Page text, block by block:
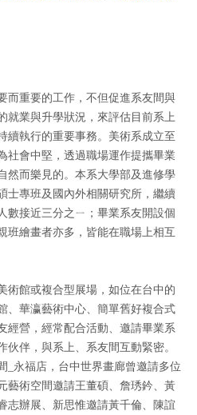
而重要的工作，不但促進系友間與
就業與升學狀況，來評估目前系上
續執行的重要事務。美術系成立至
社會中堅，透過職場運作提攜畢業
然而樂見的。本系大學部及進修學
士專班及國內外相關研究所，繼續
數接近三分之ㄧ；畢業系友開設個
班繪畫者亦多，皆能在職場上相互
術館或複合型展場，如位在台中的
、華瀛藝術中心、簡單舊好複合式
經營，經常配合活動、邀請畢業系
伴，與系上、系友間互動緊密。
_永福店，台中世界畫廊曾邀請多位
藝術空間邀請王董碩、詹琇鈐、黃
志辦展、新思惟邀請黃千倫、陳誼